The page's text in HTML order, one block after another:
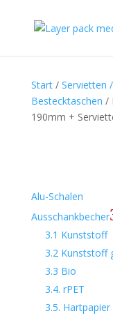
Start/ Servietten
Bestecktaschen /
190mm +
Alu-Schalen
Ausschankbecher
3.1 Kunststoff
3.2 Kunststoff
3.3 Bio
3.4. rPET
3.5. Hartpapier